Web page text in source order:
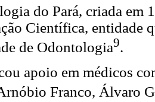
do Pará, criada em
Científica, entidade
de Odontologia9.
apoio em médicos
Franco, Álvaro